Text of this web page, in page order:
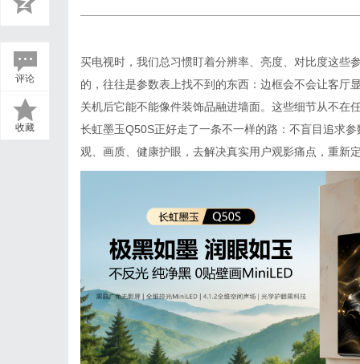
评论
收藏
买电视时，我们总习惯盯着分辨率、亮度、对比度这些
的，往往是参数表上找不到的东西：边框会不会让客厅
关机后它能不能像件装饰品融进墙面。这些细节从不在
长虹墨玉Q50S正好走了一条不一样的路：不盲目追求
观、画质、健康护眼，去解决真实用户观影痛点，重新